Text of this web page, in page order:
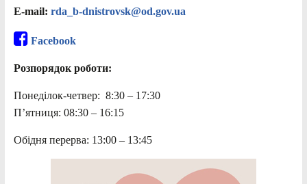
E-mail: rda_b-dnistrovsk@od.gov.ua
Facebook
Розпорядок роботи:
Понеділок-четвер: 8:30 – 17:30
П’ятниця: 08:30 – 16:15
Обідня перерва: 13:00 – 13:45